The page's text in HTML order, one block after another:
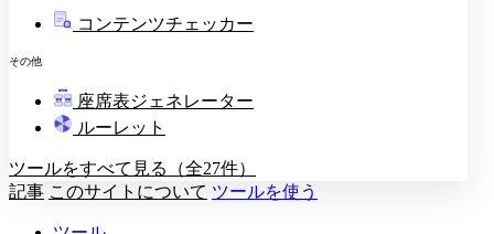
コンテンツチェッカー
その他
教壇
座席表ジェネレーター
ルーレット
ツールをすべて見る（全27件）
記事 このサイトについて ツールを使う